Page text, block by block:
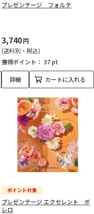
プレゼンテージ フォルテ
3,740円
(送料別・税込)
獲得ポイント： 37 pt
詳細 カートに入れる
プレゼンテージ エクセレント ボ
レロ